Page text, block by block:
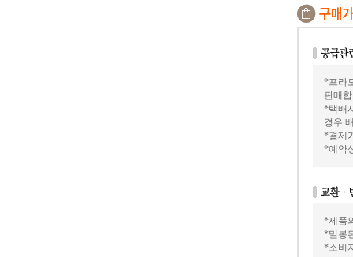
*프라
판매
*택배
경우
*결제
*예약
*제품
*밀봉
*소비